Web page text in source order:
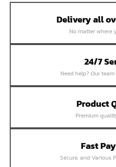
หน้าแปลนเชื่อมบอด SUS304
หน้าแปลนเชื่อมบอด SUS304
หน้าแปลนเชื่อมบอด SUS304
หน้าแปลนสลิปออน SUS304
หน้าแปลนเชื่อม SUS304 JEF
หน้าแปลนเชื่อม SUS304 JEF
หน้าแปลนเชื่อม SUS304 JEF
หน้าแปลนเชื่อม SUS304 JEF
Delivery all
No matter where
24/7
Need help? Our
Product
Premium
Fast
Secure, and Various